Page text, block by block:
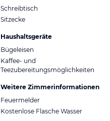
Schreibtisch
Sitzecke
Haushaltsgeräte
Bügeleisen
Kaffee- und
Teezubereitungsmöglichkeiten
Weitere Zimmerinformationen
Feuermelder
Kostenlose Flasche Wasser